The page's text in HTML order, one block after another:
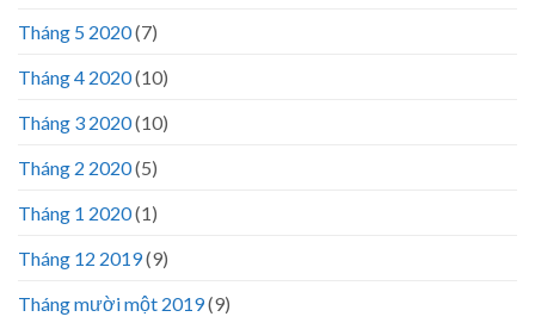
Tháng 5 2020(7)
Tháng 4 2020(10)
Tháng 3 2020(10)
Tháng 2 2020(5)
Tháng 1 2020(1)
Tháng 12 2019(9)
Tháng mười một 2019(9)